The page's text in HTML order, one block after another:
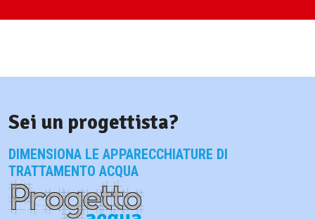
Sei un progettista?
DIMENSIONA LE APPARECCHIATURE DI
TRATTAMENTO ACQUA